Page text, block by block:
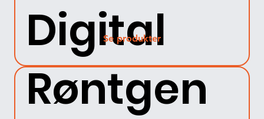
Digital
Røntgen
Se produkter